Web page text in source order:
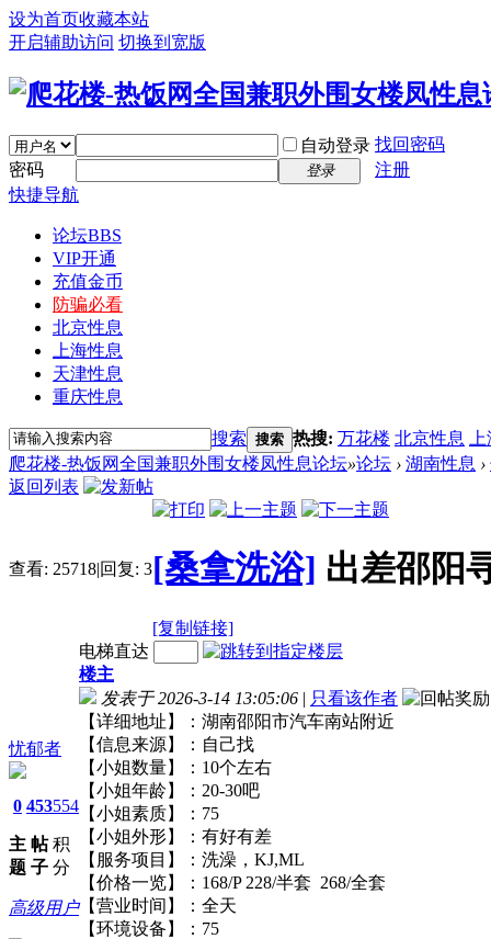
设为首页收藏本站
开启辅助访问 切换到宽版
自动登录 找回密码
密码
登录
注册
快捷导航
论坛BBS
VIP开通
充值金币
防骗必看
北京性息
上海性息
天津性息
重庆性息
搜索 搜索 热搜: 万花楼 北京性息
爬花楼-热饭网全国兼职外围女楼凤性息论坛»论坛 › 湖南性息 ›
返回列表
查看: 25718|回复: 3[桑拿洗浴] 出差邵阳
[复制链接]
忧郁者
0
主
题
453
帖
子
554
积
分
高级用户
电梯直达
楼主
发表于 2026-3-14 13:05:06 | 只看该作者
【详细地址】：湖南邵阳市汽车南站附近
【信息来源】：自己找
【小姐数量】：10个左右
【小姐年龄】：20-30吧
【小姐素质】：75
【小姐外形】：有好有差
【服务项目】：洗澡，KJ,ML
【价格一览】：168/P 228/半套 268/全套
【营业时间】：全天
【环境设备】：75